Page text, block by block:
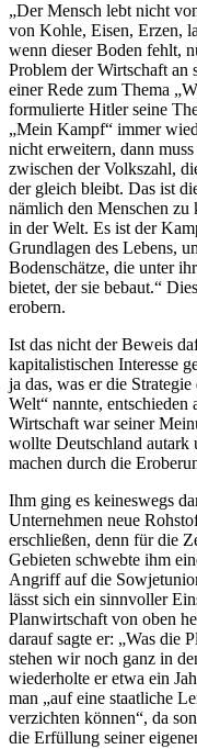
„Der Mensch lebt nicht
von Kohle, Eisen, Erzen,
wenn dieser Boden fehlt,
Problem der Wirtschaft an
einer Rede zum Thema
formulierte Hitler seine
„Mein Kampf“ immer
nicht erweitern, dann
zwischen der Volkszahl,
der gleich bleibt. Das ist
nämlich den Menschen zu
in der Welt. Es ist der
Grundlagen des Lebens,
Bodenschätze, die unter
bietet, der sie bebaut.“
erobern.
Ist das nicht der Beweis
kapitalistischen Interesse
ja das, was er die
Welt“ nannte,
Wirtschaft war seiner
wollte Deutschland autark
machen durch die
Ihm ging es keineswegs
Unternehmen neue
erschließen, denn für die
Gebieten schwebte ihm
Angriff auf die
lässt sich ein sinnvoller
Planwirtschaft von oben
darauf sagte er: „Was die
stehen wir noch ganz in
wiederholte er etwa ein
man „auf eine staatliche
verzichten können“, da
die Erfüllung seiner